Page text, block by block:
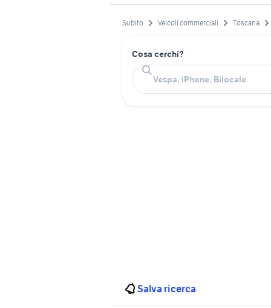
Subito Veicoli commerciali Toscana
Cosa cerchi?
Salva ricerca